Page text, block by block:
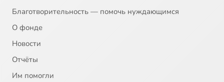
Благотворительность — помочь нуждающимся
О фонде
Новости
Отчёты
Им помогли